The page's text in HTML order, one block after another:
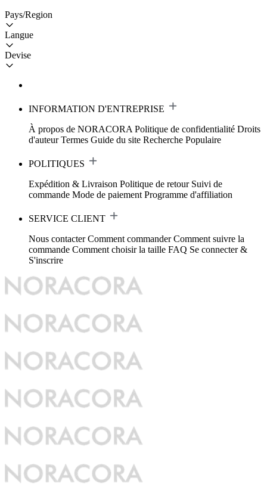
Pays/Region
Langue
Devise
INFORMATION D'ENTREPRISE
À propos de NORACORA Politique de confidentialité Droits
d'auteur Termes Guide du site Recherche Populaire
POLITIQUES
Expédition & Livraison Politique de retour Suivi de
commande Mode de paiement Programme d'affiliation
SERVICE CLIENT
Nous contacter Comment commander Comment suivre la
commande Comment choisir la taille FAQ Se connecter &
S'inscrire